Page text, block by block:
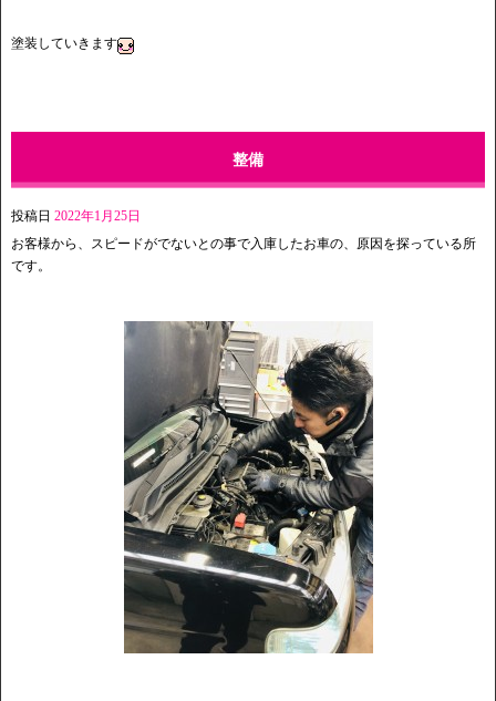
塗装していきます
整備
投稿日 2022年1月25日
お客様から、スピードがでないとの事で入庫したお車の、原因を探っている所
です。